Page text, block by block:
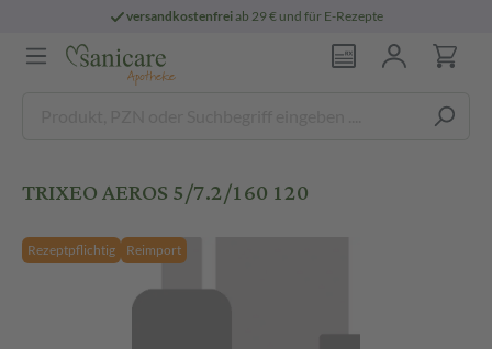
versandkostenfreiab 29 € und für E-Rezepte
TRIXEO AEROS 5/7.2/160 120
Rezeptpflichtig Reimport